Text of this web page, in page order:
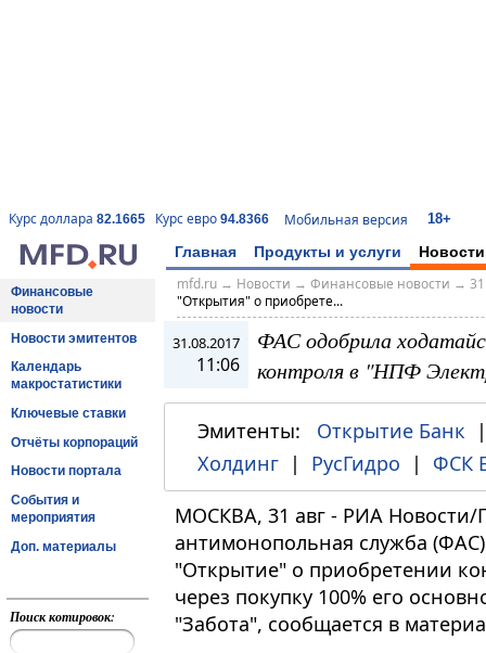
Курс доллара 82.1665 Курс евро 94.8366 Мобильная версия 18+
Главная Продукты и услуги Новости
Финансовые
новости
Новости эмитентов
Календарь
макростатистики
Ключевые ставки
Отчёты корпораций
Новости портала
События и
мероприятия
Доп. материалы
Поиск котировок:
mfd.ru→ Новости → Финансовые новости →
"Открытия" о приобрете...
31.08.2017
11:06
ФАС одобрила
контроля в "НПФ
Эмитенты: Открытие Банк
Холдинг | РусГидро | ФСК
МОСКВА, 31 авг - РИА
антимонопольная служба
"Открытие" о приобретении
через покупку 100% его
"Забота", сообщается в